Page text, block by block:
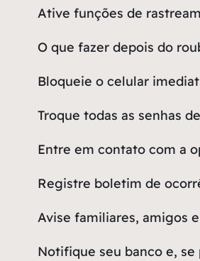
Ative funções de
O que fazer depois do
Bloqueie o celular
Troque todas as senhas
Entre em contato com a
Registre boletim de
Avise familiares, amigos
Notifique seu bancoe, se